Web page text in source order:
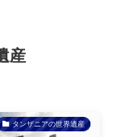
産
タンザニアの世界遺産